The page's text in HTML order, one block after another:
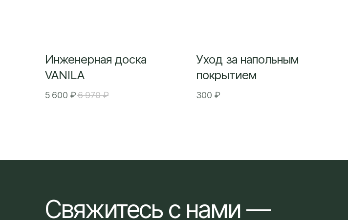
Инженерная доска
VANILA
5 600 ₽6 970 ₽
Уход за напольным
покрытием
300 ₽
Свяжитесь с нами —